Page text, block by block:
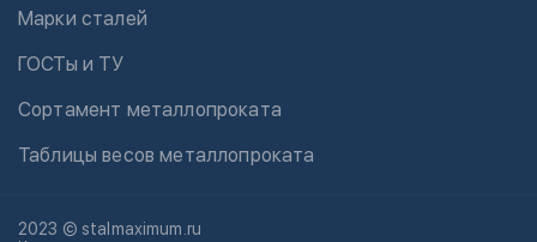
Марки сталей
ГОСТы и ТУ
Сортамент металлопроката
Таблицы весов металлопроката
2023 © stalmaximum.ru